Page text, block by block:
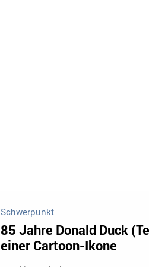
Schwerpunkt
85 Jahre Donald Duck
einer Cartoon-Ikone